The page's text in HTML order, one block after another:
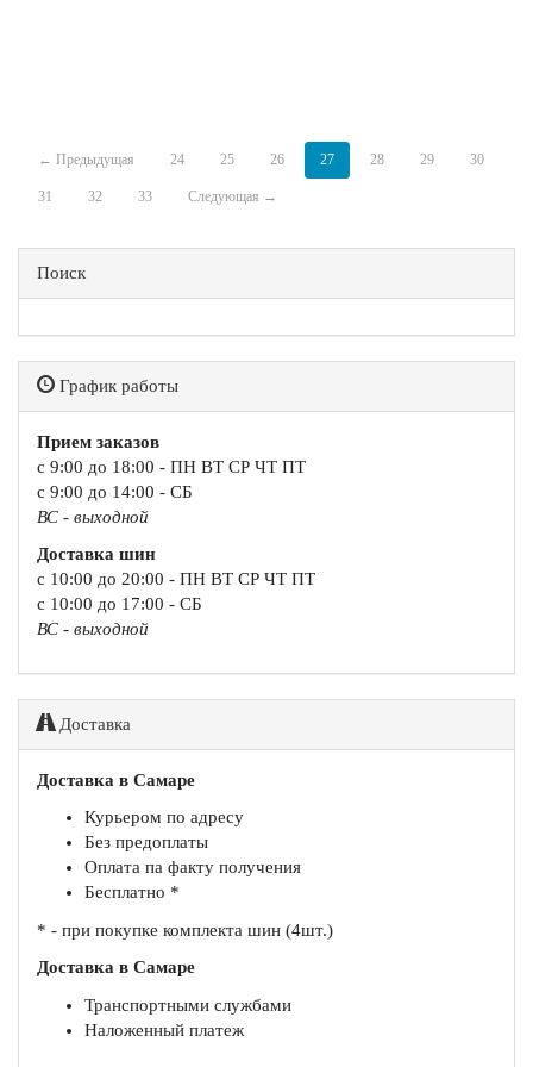
← Предыдущая 24 25 26 27 28 29 30
31 32 33 Следующая →
Поиск
График работы
Прием заказов
с 9:00 до 18:00 - ПН ВТ СР ЧТ ПТ
с 9:00 до 14:00 - СБ
ВС - выходной
Доставка шин
с 10:00 до 20:00 - ПН ВТ СР ЧТ ПТ
с 10:00 до 17:00 - СБ
ВС - выходной
Доставка
Доставка в Самаре
Курьером по адресу
Без предоплаты
Оплата па факту получения
Бесплатно *
* - при покупке комплекта шин (4шт.)
Доставка в Самаре
Транспортными службами
Наложенный платеж